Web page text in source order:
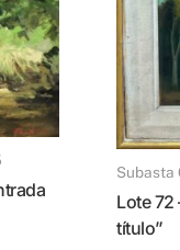
Lote 72 – Primaldo Mónaco – “Sin
título”